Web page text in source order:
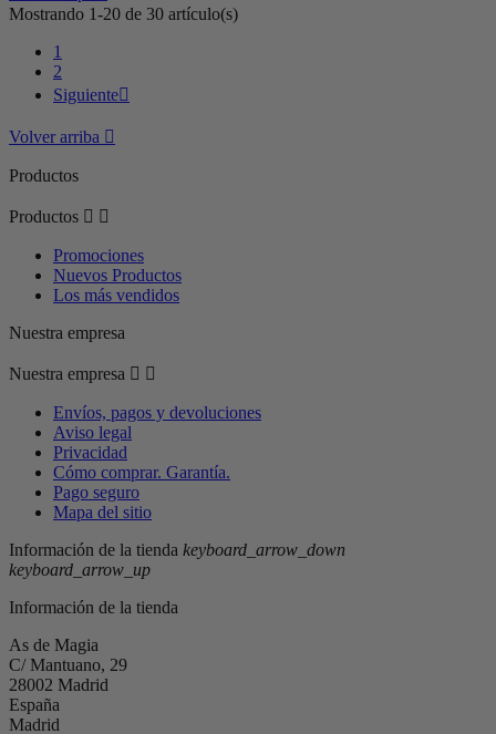
Mostrando 1-20 de 30 artículo(s)
1
2
Siguiente
Volver arriba 
Productos
Productos  
Promociones
Nuevos Productos
Los más vendidos
Nuestra empresa
Nuestra empresa  
Envíos, pagos y devoluciones
Aviso legal
Privacidad
Cómo comprar. Garantía.
Pago seguro
Mapa del sitio
Información de la tienda keyboard_arrow_down
keyboard_arrow_up
Información de la tienda
As de Magia
C/ Mantuano, 29
28002 Madrid
España
Madrid